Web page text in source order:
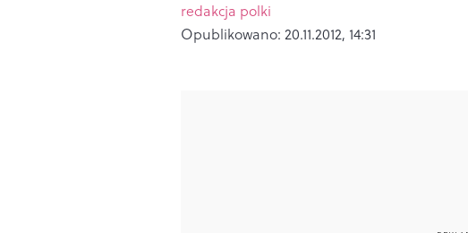
redakcja polki
Opublikowano: 20.11.2012, 14:31